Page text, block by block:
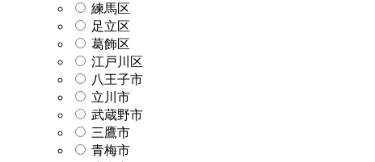
練馬区
足立区
葛飾区
江戸川区
八王子市
立川市
武蔵野市
三鷹市
青梅市